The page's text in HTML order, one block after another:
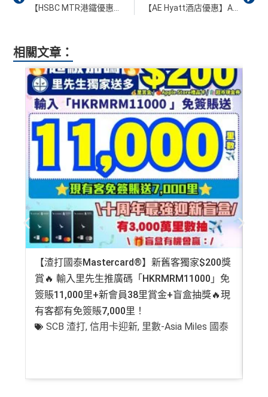
轉換成飛行里數手續費每次HK$400
【AE Hyatt酒店優惠】AE信用卡於Hyatt簽賬$3,000回$600(20%折扣)！快手登記！
相關文章：
【渣打國泰Mastercard®】新舊客獨家$200獎
賞🔥 輸入里先生推廣碼「HKRMRM11000」免
簽賬11,000里+新會員38里賞金+盲盒抽獎🔥現
有客都有免簽賬7,000里！
SCB 渣打,信用卡迎新, 里數-Asia Miles 國泰